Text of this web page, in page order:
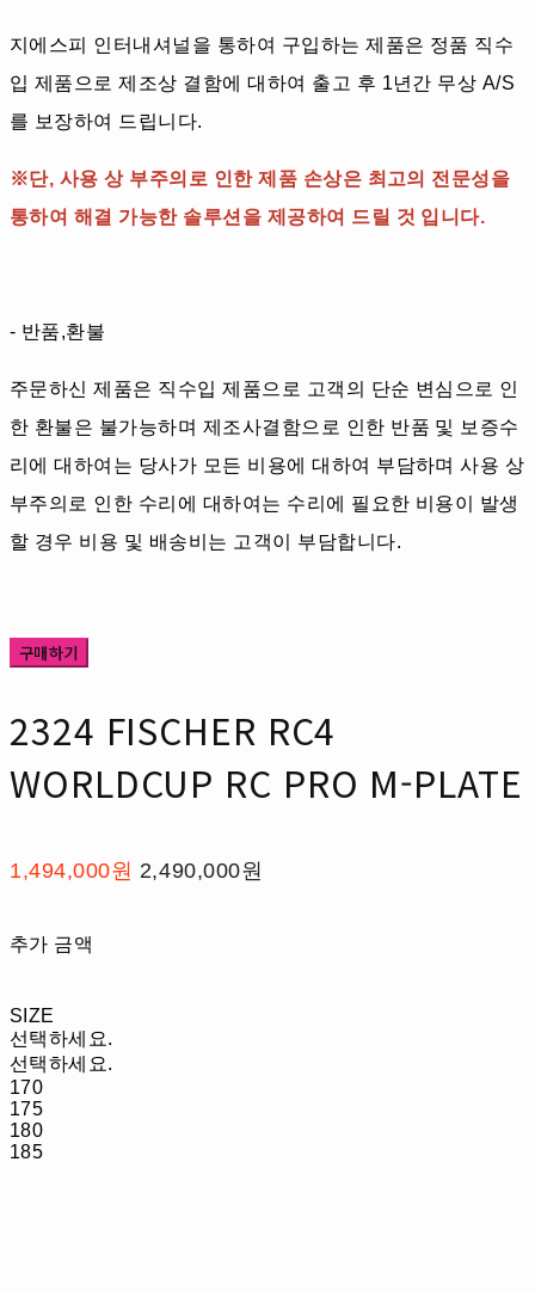
지에스피 인터내셔널을 통하여 구입하는 제품은 정품 직수
입 제품으로 제조상 결함에 대하여 출고 후 1년간 무상 A/S
를 보장하여 드립니다.
※단, 사용 상 부주의로 인한 제품 손상은 최고의 전문성을
통하여 해결 가능한 솔루션을 제공하여 드릴 것 입니다.
- 반품,환불
주문하신 제품은 직수입 제품으로 고객의 단순 변심으로 인
한 환불은 불가능하며 제조사결함으로 인한 반품 및 보증수
리에 대하여는 당사가 모든 비용에 대하여 부담하며 사용 상
부주의로 인한 수리에 대하여는 수리에 필요한 비용이 발생
할 경우 비용 및 배송비는 고객이 부담합니다.
구매하기
2324 FISCHER RC4
WORLDCUP RC PRO M-PLATE
1,494,000원 2,490,000원
추가 금액
SIZE
선택하세요.
선택하세요.
170
175
180
185